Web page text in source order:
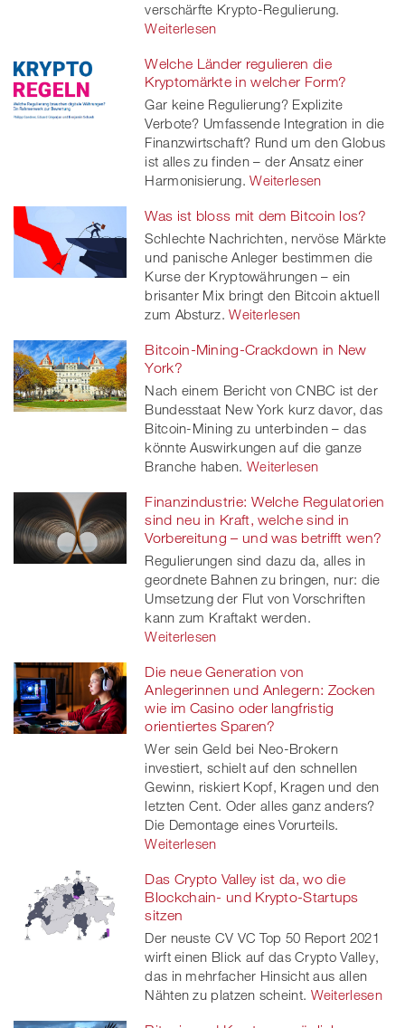
verschärfte Krypto-Regulierung.
Weiterlesen
Welche Länder regulieren die
Kryptomärkte in welcher Form?
Gar keine Regulierung? Explizite
Verbote? Umfassende Integration in die
Finanzwirtschaft? Rund um den Globus
ist alles zu finden – der Ansatz einer
Harmonisierung. Weiterlesen
Was ist bloss mit dem Bitcoin los?
Schlechte Nachrichten, nervöse Märkte
und panische Anleger bestimmen die
Kurse der Kryptowährungen – ein
brisanter Mix bringt den Bitcoin aktuell
zum Absturz.Weiterlesen
Bitcoin-Mining-Crackdown in New
York?
Nach einem Bericht von CNBC ist der
Bundesstaat New York kurz davor, das
Bitcoin-Mining zu unterbinden – das
könnte Auswirkungen auf die ganze
Branche haben. Weiterlesen
Finanzindustrie: Welche Regulatorien
sind neu in Kraft, welche sind in
Vorbereitung – und was betrifft wen?
Regulierungen sind dazu da, alles in
geordnete Bahnen zu bringen, nur: die
Umsetzung der Flut von Vorschriften
kann zum Kraftakt werden.
Weiterlesen
Die neue Generation von
Anlegerinnen und Anlegern: Zocken
wie im Casino oder langfristig
orientiertes Sparen?
Wer sein Geld bei Neo-Brokern
investiert, schielt auf den schnellen
Gewinn, riskiert Kopf, Kragen und den
letzten Cent. Oder alles ganz anders?
Die Demontage eines Vorurteils.
Weiterlesen
Das Crypto Valley ist da, wo die
Blockchain- und Krypto-Startups
sitzen
Der neuste CV VC Top 50 Report 2021
wirft einen Blick auf das Crypto Valley,
das in mehrfacher Hinsicht aus allen
Nähten zu platzen scheint. Weiterlesen